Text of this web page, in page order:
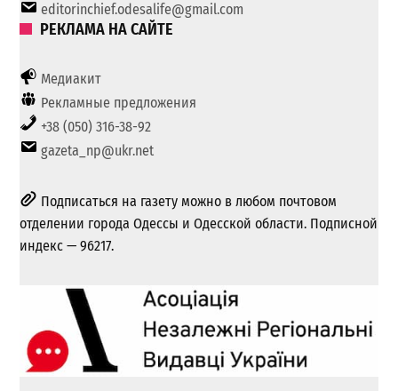
editorinchief.odesalife@gmail.com
РЕКЛАМА НА САЙТЕ
Медиакит
Рекламные предложения
+38 (050) 316-38-92
gazeta_np@ukr.net
Подписаться на газету можно в любом почтовом
отделении города Одессы и Одесской области. Подписной
индекс — 96217.